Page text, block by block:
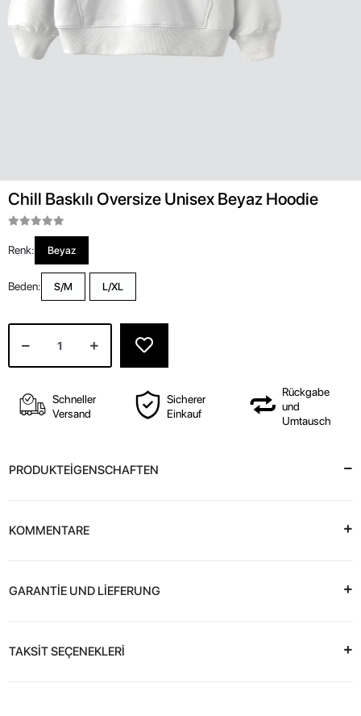
Chill Baskılı Oversize Unisex Beyaz Hoodie
Renk: Beyaz
Beden: S/M L/XL
Schneller
Versand
Sicherer
Einkauf
Rückgabe
und
Umtausch
PRODUKTEİGENSCHAFTEN
KOMMENTARE
GARANTİE UND LİEFERUNG
TAKSİT SEÇENEKLERİ